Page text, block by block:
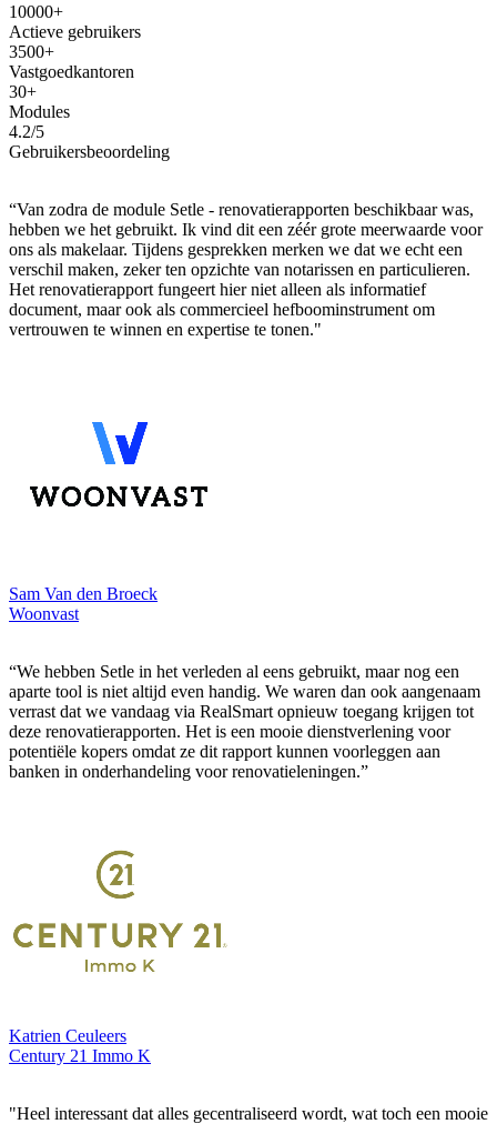
10000+
Actieve gebruikers
3500+
Vastgoedkantoren
30+
Modules
4.2/5
Gebruikersbeoordeling
“Van zodra de module Setle - renovatierapporten beschikbaar was,
hebben we het gebruikt. Ik vind dit een zéér grote meerwaarde voor
ons als makelaar. Tijdens gesprekken merken we dat we echt een
verschil maken, zeker ten opzichte van notarissen en particulieren.
Het renovatierapport fungeert hier niet alleen als informatief
document, maar ook als commercieel hefboominstrument om
vertrouwen te winnen en expertise te tonen."
Sam Van den Broeck
Woonvast
“We hebben Setle in het verleden al eens gebruikt, maar nog een
aparte tool is niet altijd even handig. We waren dan ook aangenaam
verrast dat we vandaag via RealSmart opnieuw toegang krijgen tot
deze renovatierapporten. Het is een mooie dienstverlening voor
potentiële kopers omdat ze dit rapport kunnen voorleggen aan
banken in onderhandeling voor renovatieleningen.”
Katrien Ceuleers
Century 21 Immo K
"Heel interessant dat alles gecentraliseerd wordt, wat toch een mooie